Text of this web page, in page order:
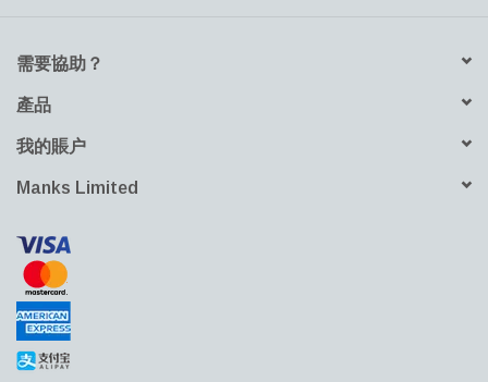
需要協助？
產品
我的賬户
Manks Limited